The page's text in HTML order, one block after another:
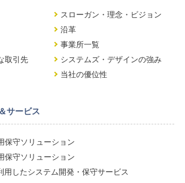
スローガン・理念・ビジョン
沿革
事業所一覧
取引先
システムズ・デザインの強み
当社の優位性
サービス
保守ソリューション
保守ソリューション
用したシステム開発・保守サービス